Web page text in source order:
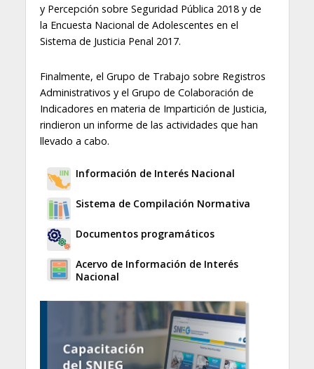
y Percepción sobre Seguridad Pública 2018 y de
la Encuesta Nacional de Adolescentes en el
Sistema de Justicia Penal 2017.
Finalmente, el Grupo de Trabajo sobre Registros
Administrativos y el Grupo de Colaboración de
Indicadores en materia de Impartición de Justicia,
rindieron un informe de las actividades que han
llevado a cabo.
Información de Interés Nacional
Sistema de Compilación Normativa
Documentos programáticos
Acervo de Información de Interés
Nacional